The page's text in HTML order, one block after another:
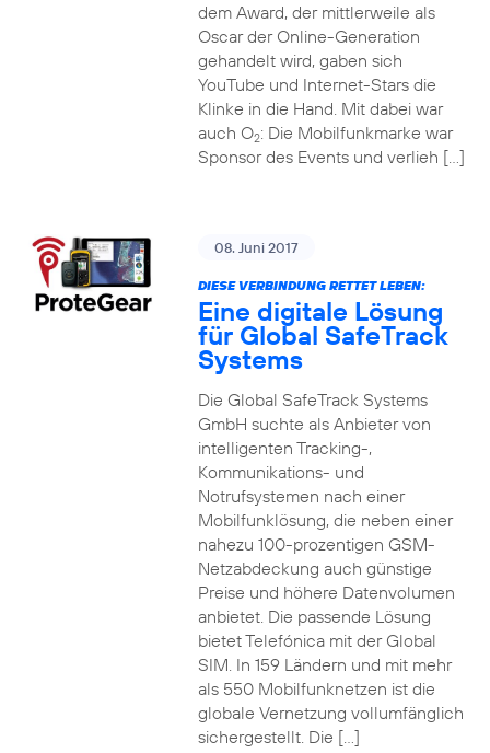
dem Award, der mittlerweile als
Oscar der Online-Generation
gehandelt wird, gaben sich
YouTube und Internet-Stars die
Klinke in die Hand. Mit dabei war
auch O2: Die Mobilfunkmarke war
Sponsor des Events und verlieh […]
08. Juni 2017
DIESE VERBINDUNG RETTET LEBEN:
Eine digitale Lösung
für Global SafeTrack
Systems
Die Global SafeTrack Systems
GmbH suchte als Anbieter von
intelligenten Tracking-,
Kommunikations- und
Notrufsystemen nach einer
Mobilfunklösung, die neben einer
nahezu 100-prozentigen GSM-
Netzabdeckung auch günstige
Preise und höhere Datenvolumen
anbietet. Die passende Lösung
bietet Telefónica mit der Global
SIM. In 159 Ländern und mit mehr
als 550 Mobilfunknetzen ist die
globale Vernetzung vollumfänglich
sichergestellt. Die […]